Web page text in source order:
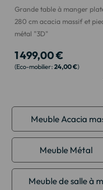
Grande table à manger
280 cm acacia massif et
métal "3D"
1 499,00 €
24,00 €
Meuble Acacia
Meuble Métal
Meuble de salle à